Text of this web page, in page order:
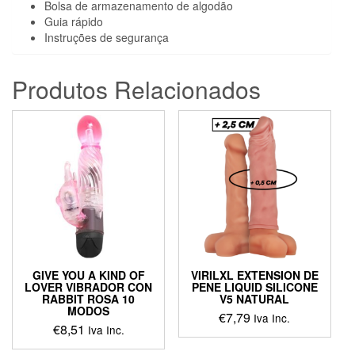
Bolsa de armazenamento de algodão
Guia rápido
Instruções de segurança
Produtos Relacionados
GIVE YOU A KIND OF
LOVER VIBRADOR CON
RABBIT ROSA 10
MODOS
€8,51 Iva Inc.
VIRILXL EXTENSION DE
PENE LIQUID SILICONE
V5 NATURAL
€7,79 Iva Inc.